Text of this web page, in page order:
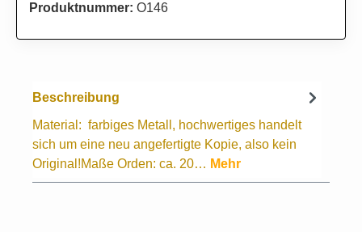
Produktnummer: O146
Beschreibung
Material: farbiges Metall, hochwertiges handelt
sich um eine neu angefertigte Kopie, also kein
Original!Maße Orden: ca. 20… Mehr